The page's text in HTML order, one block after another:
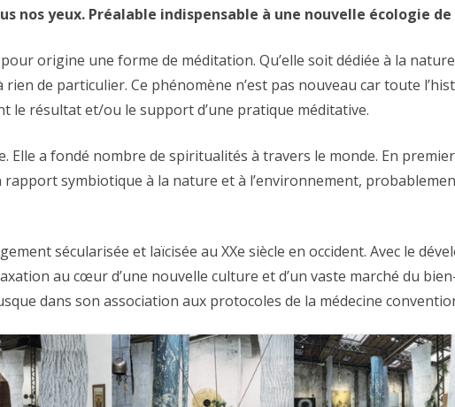
nos yeux. Préalable indispensable à une nouvelle écologie de
origine une forme de méditation. Qu’elle soit dédiée à la
de particulier. Ce phénomène n’est pas nouveau car toute
le résultat et/ou le support d’une pratique méditative.
Elle a fondé nombre de spiritualités à travers le monde. En
rapport symbiotique à la nature et à l’environnement,
sécularisée et laïcisée au XXe siècle en occident. Avec le
au cœur d’une nouvelle culture et d’un vaste marché du
dans son association aux protocoles de la médecine